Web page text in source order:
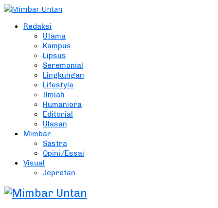
Redaksi
Utama
Kampus
Lipsus
Seremonial
Lingkungan
Lifestyle
Ilmiah
Humaniora
Editorial
Ulasan
Mimbar
Sastra
Opini/Essai
Visual
Jepretan